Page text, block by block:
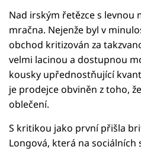
Nad irským řetězce s
mračna. Nejenže byl v
obchod kritizován za
velmi lacinou a dostupnou
kousky upřednostňující
je prodejce obviněn z toho,
oblečení.
S kritikou jako první přišla
Longová, která na sociálních